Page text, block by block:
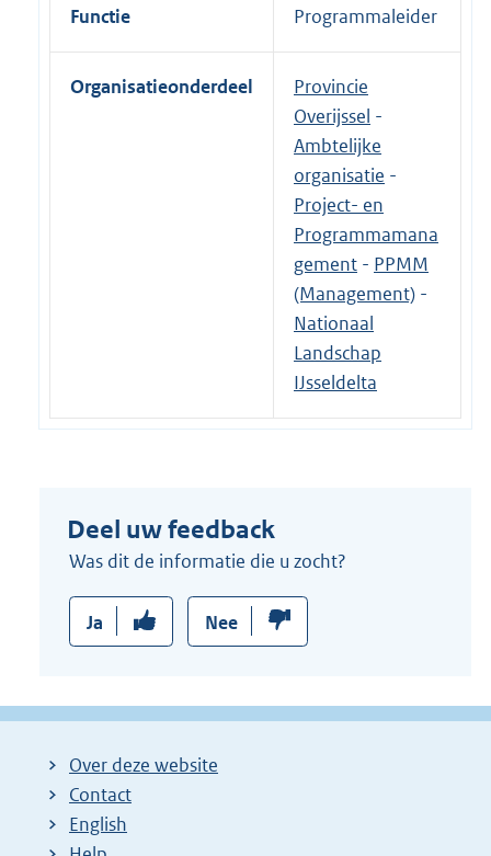
Functie Programmaleider
Organisatieonderdeel
Provincie
Overijssel -
Ambtelijke
organisatie -
Project- en
Programmamana
gement - PPMM
(Management) -
Nationaal
Landschap
IJsseldelta
Deel uw feedback
Was dit de informatie die u zocht?
Ja Nee
Over deze website
Contact
English